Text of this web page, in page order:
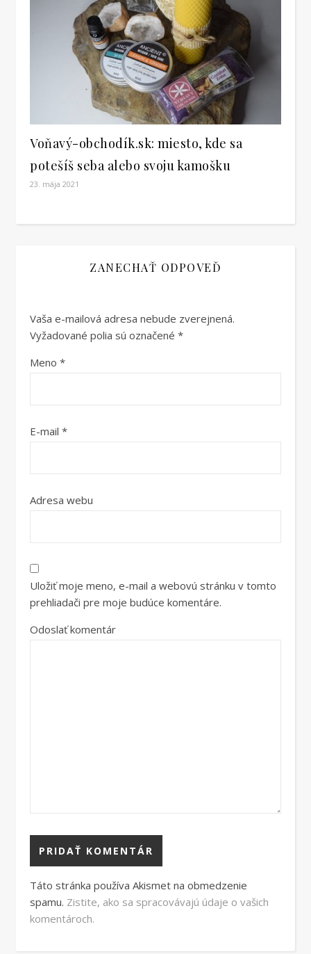
Voňavý-obchodík.sk: miesto, kde sa
potešíš seba alebo svoju kamošku
23. mája 2021
ZANECHAŤ ODPOVEĎ
Vaša e-mailová adresa nebude zverejnená.
Vyžadované polia sú označené *
Meno *
E-mail *
Adresa webu
Uložiť moje meno, e-mail a webovú stránku v tomto
prehliadači pre moje budúce komentáre.
Odoslať komentár
Táto stránka používa Akismet na obmedzenie
spamu. Zistite, ako sa spracovávajú údaje o vašich
komentároch.